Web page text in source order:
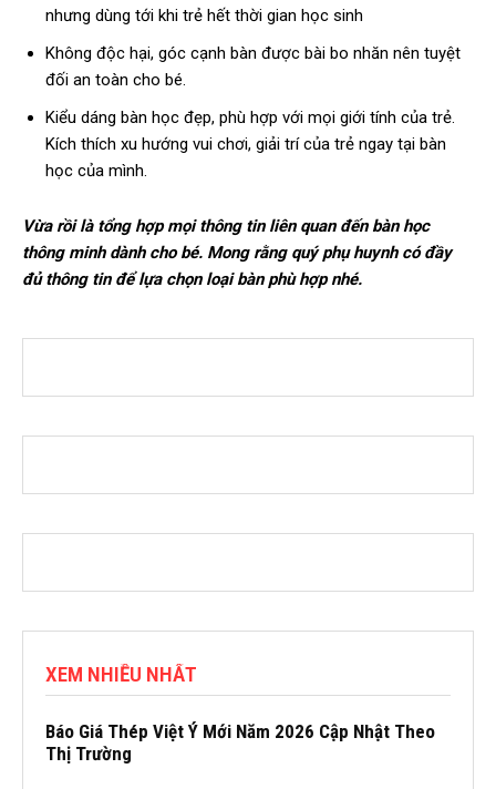
nhưng dùng tới khi trẻ hết thời gian học sinh
Không độc hại, góc cạnh bàn được bài bo nhăn nên tuyệt
đối an toàn cho bé.
Kiểu dáng bàn học đẹp, phù hợp với mọi giới tính của trẻ.
Kích thích xu hướng vui chơi, giải trí của trẻ ngay tại bàn
học của mình.
Vừa rồi là tổng hợp mọi thông tin liên quan đến bàn học
thông minh dành cho bé. Mong rằng quý phụ huynh có đầy
đủ thông tin để lựa chọn loại bàn phù hợp nhé.
XEM NHIỀU NHẤT
Báo Giá Thép Việt Ý Mới Năm 2026 Cập Nhật Theo
Thị Trường